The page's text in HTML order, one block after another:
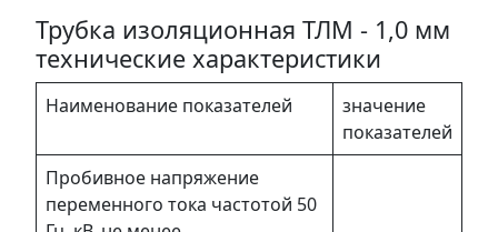
Трубка изоляционная ТЛМ - 1,0 мм
технические характеристики
Наименование показателей
значение
показателей
Пробивное напряжение
переменного тока частотой 50